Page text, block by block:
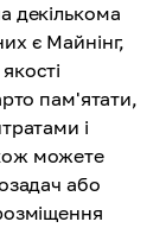
декількома
є Майнінг,
пам'ятати,
і
можете
або